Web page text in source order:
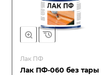
Лак ПФ
Лак ПФ-060 без тары